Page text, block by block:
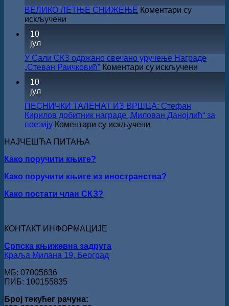
издања
на
српском
ЖИЧКЕ
ХРИСОВУЉЕ
ЗА
ВЕЛИКО ЛЕТЊЕ СНИЖЕЊЕ Коментари су
искључени
10
јул
У Сали СКЗ одржано свечано уручење Награде
„Стеван Раичковић” Коментари су искључени
свечано
10
јул
ПЕСНИЧКИ ТАЛЕНАТ ИЗ ВРШЦА: Стефан
Кирилов добитник награде „Милован Данојлић“ за
поезију Коментари су искључени
Кирилов
НАЈЧЕШЋА ПИТАЊА
Како поручити књиге?
Како поручити књиге из иностранства?
Како постати члан СКЗ?
КОНТАКТ ИНФОРМАЦИЈЕ
Српска књижевна задруга
Краља Милана 19, Београд
МБ: 07005636
ПИБ: 100155835
Број текућег рачуна: